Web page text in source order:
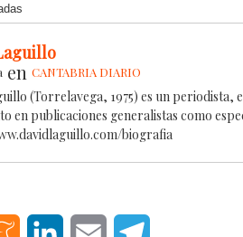
en CANTABRIA DIARIO
(Torrelavega, 1975) es un
en publicaciones generalistas como
biografia
MeneameLinkedInEmail